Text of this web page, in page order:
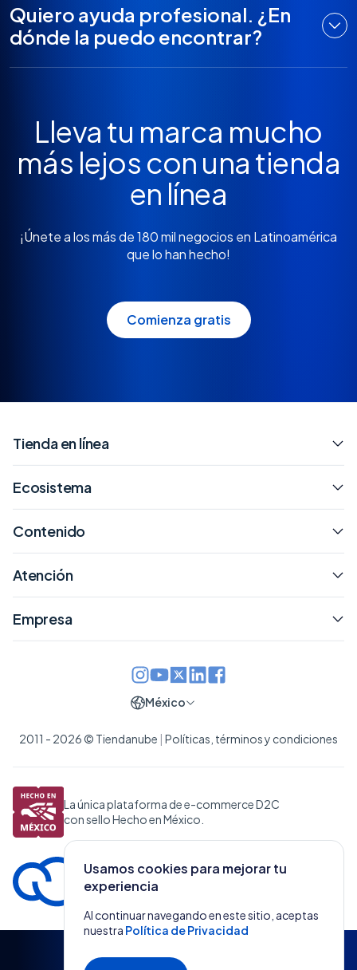
Quiero ayuda profesional. ¿En
dónde la puedo encontrar?
Lleva tu marca mucho
más lejos con una tienda
en línea
¡Únete a los más de 180 mil negocios en Latinoamérica
que lo han hecho!
Comienza gratis
Usamos cookies para mejorar tu
experiencia
Al continuar navegando en este sitio, aceptas
nuestra Política de Privacidad
Tienda en línea
Ecosistema
Contenido
Atención
Empresa
2011 - 2026 © Tiendanube Políticas, términos y condiciones
México
La única plataforma de e-commerce D2C
con sello Hecho en México.